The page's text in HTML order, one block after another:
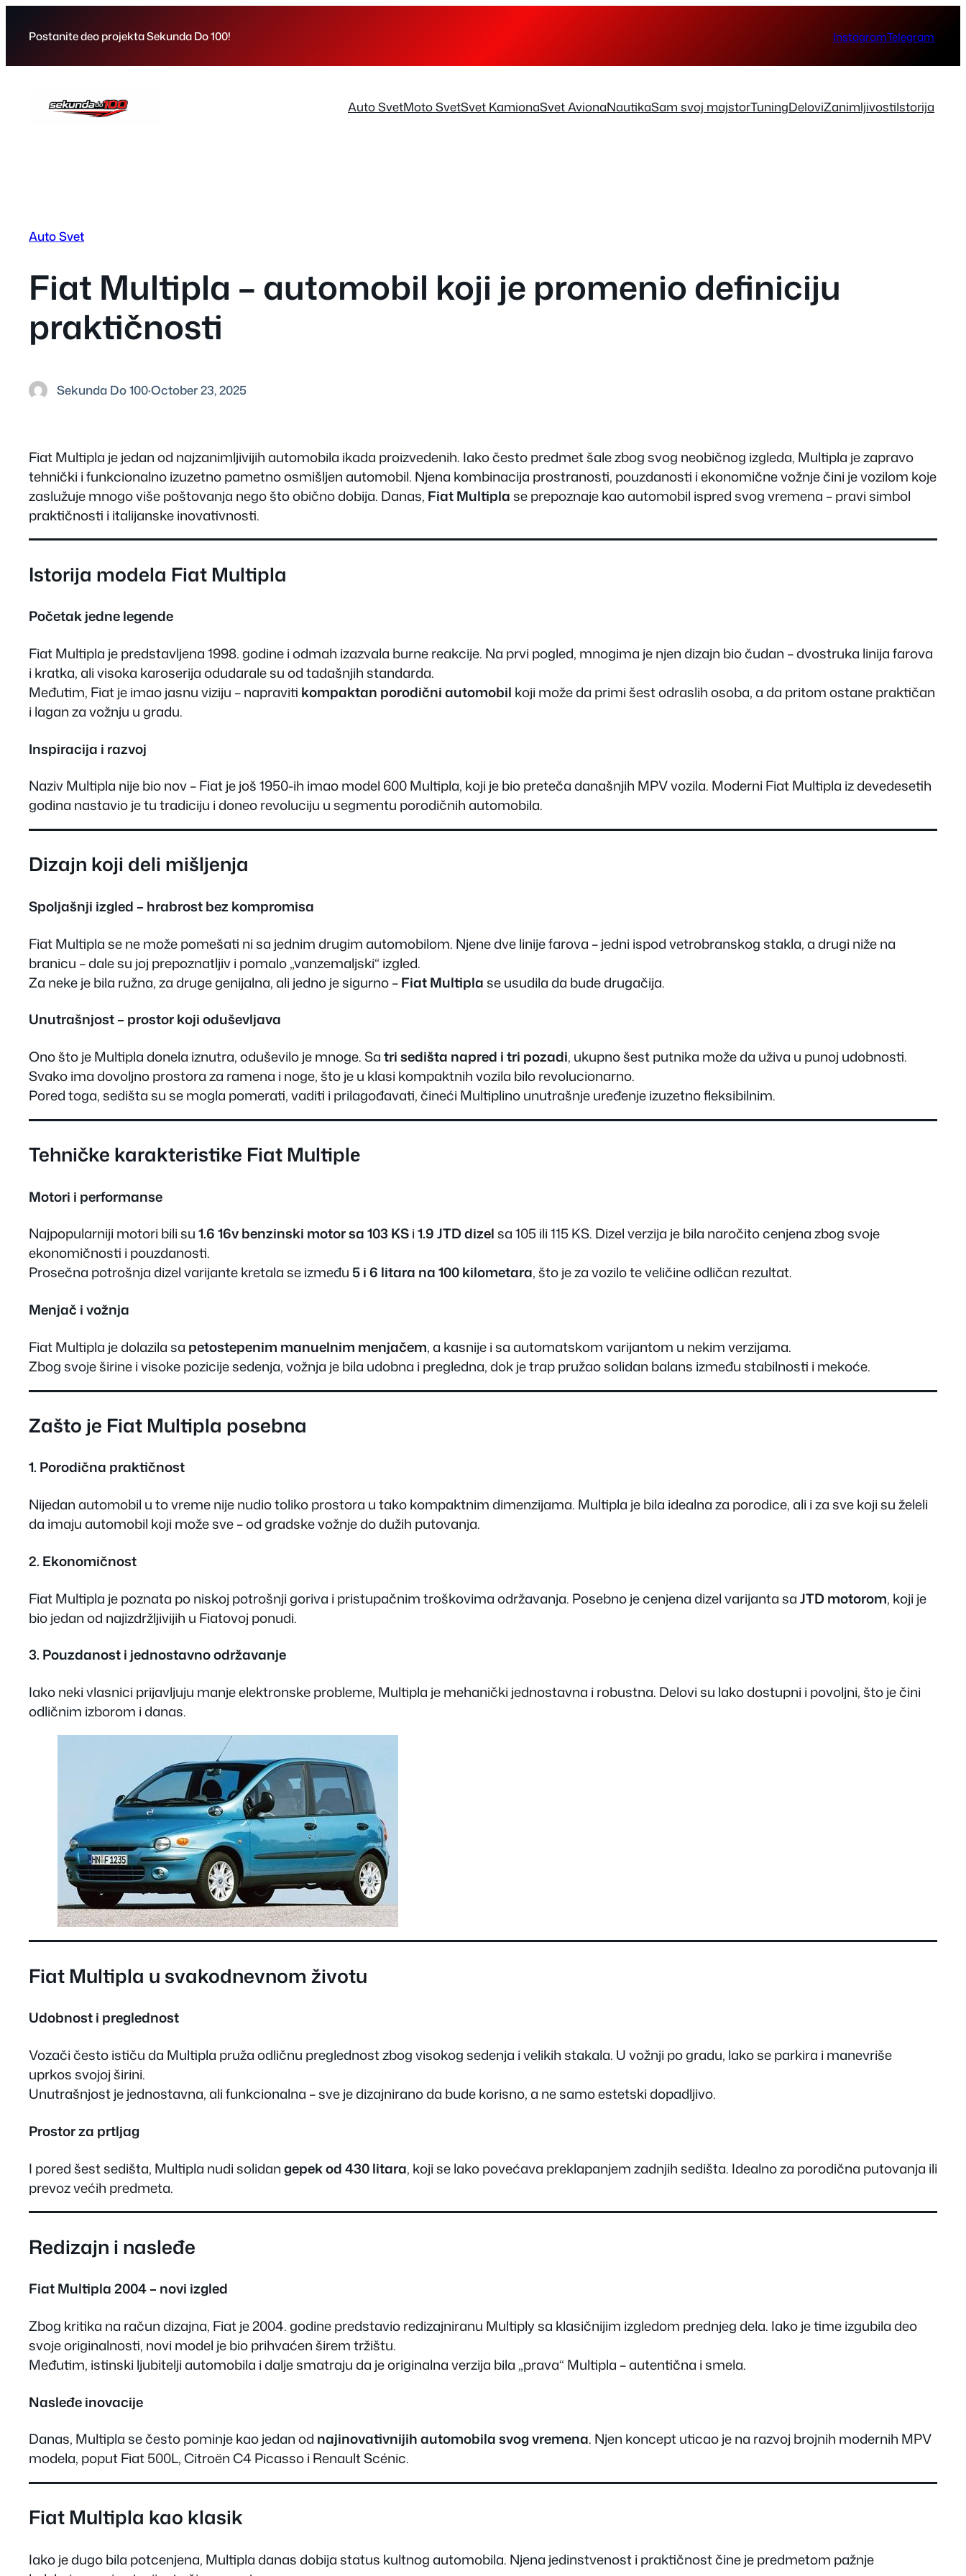
Postanite deo projekta Sekunda Do 100! InstagramTelegram
Auto SvetMoto SvetSvet KamionaSvet AvionaNautikaSam svoj majstorTuningDeloviZanimljivostiIstorija
Auto Svet
Fiat Multipla – automobil koji je promenio definiciju
praktičnosti
Sekunda Do 100·October 23, 2025
Fiat Multipla je jedan od najzanimljivijih automobila ikada proizvedenih. Iako često predmet šale zbog svog neobičnog izgleda, Multipla je zapravo
tehnički i funkcionalno izuzetno pametno osmišljen automobil. Njena kombinacija prostranosti, pouzdanosti i ekonomične vožnje čini je vozilom koje
zaslužuje mnogo više poštovanja nego što obično dobija. Danas, Fiat Multiplase prepoznaje kao automobil ispred svog vremena – pravi simbol
praktičnosti i italijanske inovativnosti.
Istorija modela Fiat Multipla
Početak jedne legende
Fiat Multipla je predstavljena 1998. godine i odmah izazvala burne reakcije. Na prvi pogled, mnogima je njen dizajn bio čudan – dvostruka linija farova
i kratka, ali visoka karoserija odudarale su od tadašnjih standarda.
Međutim, Fiat je imao jasnu viziju – napraviti kompaktan porodični automobil koji može da primi šest odraslih osoba, a da pritom ostane praktičan
i lagan za vožnju u gradu.
Inspiracija i razvoj
Naziv Multipla nije bio nov – Fiat je još 1950-ih imao model 600 Multipla, koji je bio preteča današnjih MPV vozila. Moderni Fiat Multipla iz devedesetih
godina nastavio je tu tradiciju i doneo revoluciju u segmentu porodičnih automobila.
Dizajn koji deli mišljenja
Spoljašnji izgled – hrabrost bez kompromisa
Fiat Multipla se ne može pomešati ni sa jednim drugim automobilom. Njene dve linije farova – jedni ispod vetrobranskog stakla, a drugi niže na
branicu – dale su joj prepoznatljiv i pomalo „vanzemaljski“ izgled.
Za neke je bila ružna, za druge genijalna, ali jedno je sigurno –Fiat Multiplase usudila da bude drugačija.
Unutrašnjost – prostor koji oduševljava
Ono što je Multipla donela iznutra, oduševilo je mnoge. Satri sedišta napred i tri pozadi, ukupno šest putnika može da uživa u punoj udobnosti.
Svako ima dovoljno prostora za ramena i noge, što je u klasi kompaktnih vozila bilo revolucionarno.
Pored toga, sedišta su se mogla pomerati, vaditi i prilagođavati, čineći Multiplino unutrašnje uređenje izuzetno fleksibilnim.
Tehničke karakteristike Fiat Multiplе
Motori i performanse
Najpopularniji motori bili su1.6 16v benzinski motor sa 103 KSi1.9 JTD dizelsa 105 ili 115 KS. Dizel verzija je bila naročito cenjena zbog svoje
ekonomičnosti i pouzdanosti.
Prosečna potrošnja dizel varijante kretala se između 5 i 6 litara na 100 kilometara, što je za vozilo te veličine odličan rezultat.
Menjač i vožnja
Fiat Multipla je dolazila sa petostepenim manuelnim menjačem, a kasnije i sa automatskom varijantom u nekim verzijama.
Zbog svoje širine i visoke pozicije sedenja, vožnja je bila udobna i pregledna, dok je trap pružao solidan balans između stabilnosti i mekoće.
Zašto je Fiat Multipla posebna
1. Porodična praktičnost
Nijedan automobil u to vreme nije nudio toliko prostora u tako kompaktnim dimenzijama. Multipla je bila idealna za porodice, ali i za sve koji su želeli
da imaju automobil koji može sve – od gradske vožnje do dužih putovanja.
2. Ekonomičnost
Fiat Multipla je poznata po niskoj potrošnji goriva i pristupačnim troškovima održavanja. Posebno je cenjena dizel varijanta saJTD motorom, koji je
bio jedan od najizdržljivijih u Fiatovoj ponudi.
3. Pouzdanost i jednostavno održavanje
Iako neki vlasnici prijavljuju manje elektronske probleme, Multipla je mehanički jednostavna i robustna. Delovi su lako dostupni i povoljni, što je čini
odličnim izborom i danas.
Fiat Multipla u svakodnevnom životu
Udobnost i preglednost
Vozači često ističu da Multipla pruža odličnu preglednost zbog visokog sedenja i velikih stakala. U vožnji po gradu, lako se parkira i manevriše
uprkos svojoj širini.
Unutrašnjost je jednostavna, ali funkcionalna – sve je dizajnirano da bude korisno, a ne samo estetski dopadljivo.
Prostor za prtljag
I pored šest sedišta, Multipla nudi solidangepek od 430 litara, koji se lako povećava preklapanjem zadnjih sedišta. Idealno za porodična putovanja ili
prevoz većih predmeta.
Redizajn i nasleđe
Fiat Multipla 2004 – novi izgled
Zbog kritika na račun dizajna, Fiat je 2004. godine predstavio redizajniranu Multiplу sa klasičnijim izgledom prednjeg dela. Iako je time izgubila deo
svoje originalnosti, novi model je bio prihvaćen širem tržištu.
Međutim, istinski ljubitelji automobila i dalje smatraju da je originalna verzija bila „prava“ Multipla – autentična i smela.
Nasleđe inovacije
Danas, Multipla se često pominje kao jedan od najinovativnijih automobila svog vremena. Njen koncept uticao je na razvoj brojnih modernih MPV
modela, poput Fiat 500L, Citroën C4 Picasso i Renault Scénic.
Fiat Multipla kao klasik
Iako je dugo bila potcenjena, Multipla danas dobija status kultnog automobila. Njena jedinstvenost i praktičnost čine je predmetom pažnje